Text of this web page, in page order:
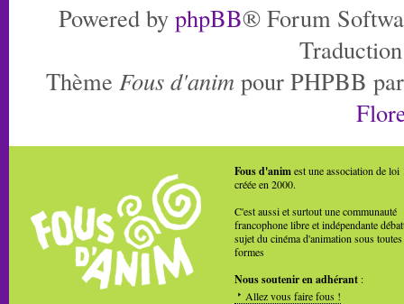
Powered by phpBB® Forum
Thème Fous d'anim pour PHPBB
Fous d'animest une association de loi
créée en 2000.
C'est aussi et surtout une communauté
francophone libre et indépendante
sujet du cinéma d'animation sous toutes
formes
Nous soutenir en adhérant :
Allez vous faire fous !